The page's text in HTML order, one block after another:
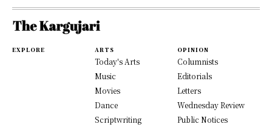
EXPLORE ARTS
Today's Arts
Music
Movies
Dance
Scriptwriting
OPINION
Columnists
Editorials
Letters
Wednesday Review
Public Notices